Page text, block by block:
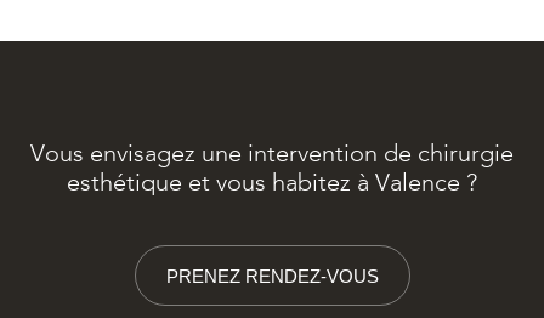
Vous envisagez une intervention de chirurgie
esthétique et vous habitez à Valence ?
PRENEZ RENDEZ-VOUS